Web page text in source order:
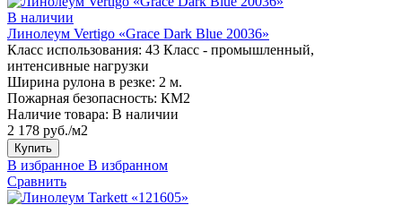
В наличии
Линолеум Vertigo «Grace Dark Blue 20036»
Класс использования: 43 Класс - промышленный,
интенсивные нагрузки
Ширина рулона в резке: 2 м.
Пожарная безопасность: КМ2
Наличие товара: В наличии
2 178 руб./м2
Купить
В избранное В избранном
Сравнить